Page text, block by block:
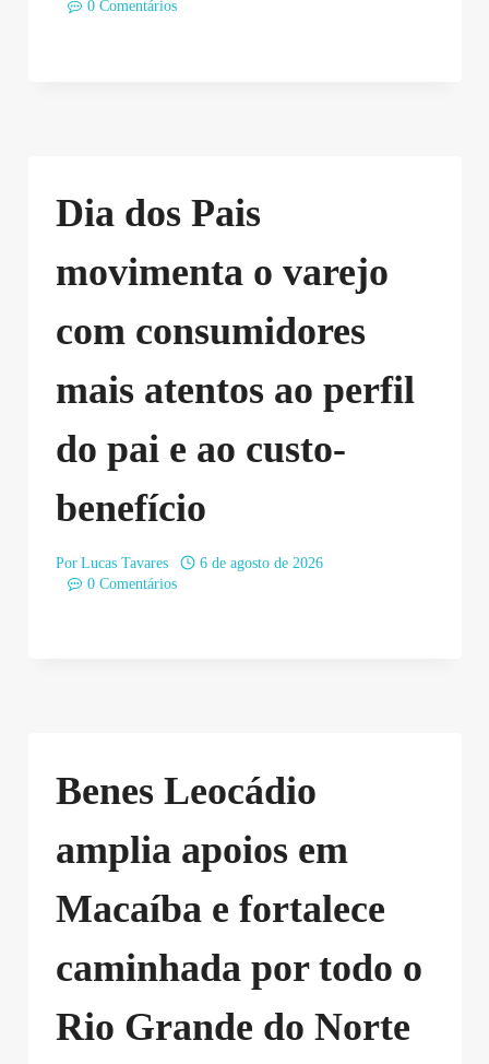
0 Comentários
Dia dos Pais
movimenta o varejo
com consumidores
mais atentos ao perfil
do pai e ao custo-
benefício
Por Lucas Tavares
6 de agosto de 2026
0 Comentários
Benes Leocádio
amplia apoios em
Macaíba e fortalece
caminhada por todo o
Rio Grande do Norte